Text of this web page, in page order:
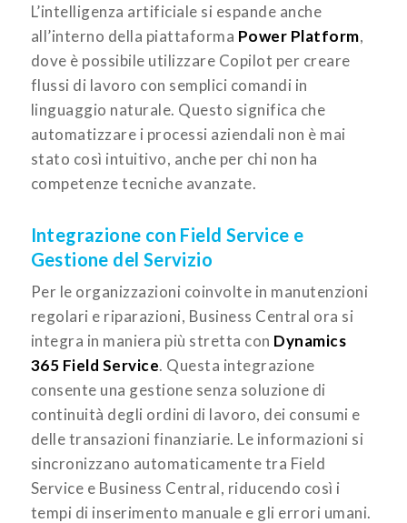
L’intelligenza artificiale si espande anche
all’interno della piattaforma Power Platform,
dove è possibile utilizzare Copilot per creare
flussi di lavoro con semplici comandi in
linguaggio naturale. Questo significa che
automatizzare i processi aziendali non è mai
stato così intuitivo, anche per chi non ha
competenze tecniche avanzate.
Integrazione con Field Service e
Gestione del Servizio
Per le organizzazioni coinvolte in manutenzioni
regolari e riparazioni, Business Central ora si
integra in maniera più stretta con Dynamics
365 Field Service. Questa integrazione
consente una gestione senza soluzione di
continuità degli ordini di lavoro, dei consumi e
delle transazioni finanziarie. Le informazioni si
sincronizzano automaticamente tra Field
Service e Business Central, riducendo così i
tempi di inserimento manuale e gli errori umani.